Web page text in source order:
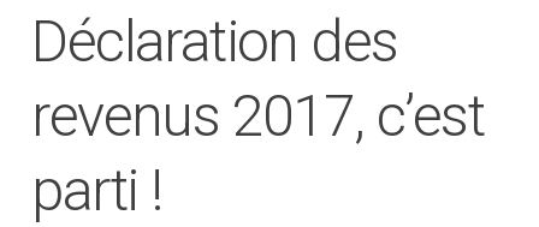
Déclaration des
revenus 2017, c’est
parti !